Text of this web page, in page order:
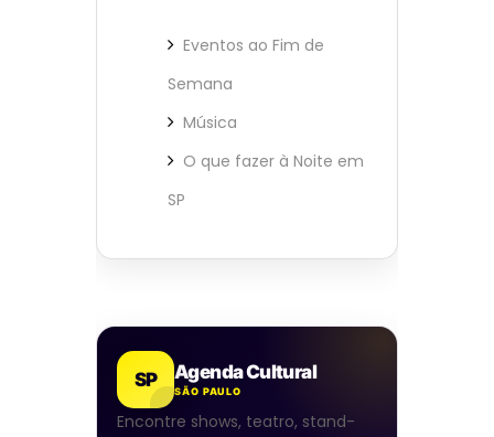
Eventos ao Fim de
Semana
Música
O que fazer à Noite em
SP
SP Agenda Cultural
SÃO PAULO
Encontre shows, teatro, stand-